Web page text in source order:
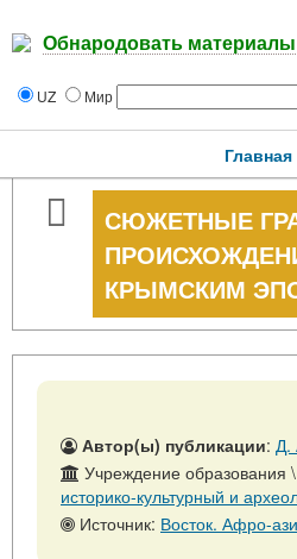
Обнародовать материалы
UZ Мир
Главная
СЮЖЕТНЫЕ
КРЫМСКИМ
Автор(ы) публикации: Д.
Учреждение образования
историко-культурный и
Источник: Восток. Афро-азиатские